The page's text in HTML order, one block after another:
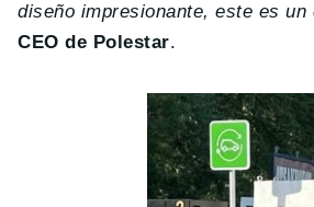
diseño impresionante, este es
CEO de Polestar.